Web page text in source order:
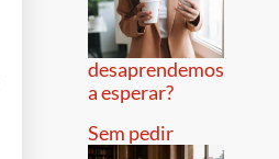
desaprendemos
a esperar?
Sem pedir